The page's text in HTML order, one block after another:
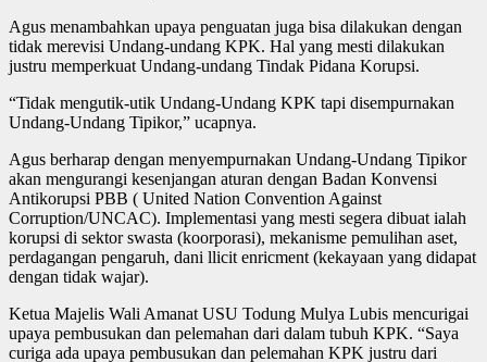
Agus menambahkan upaya penguatan juga bisa dilakukan dengan
tidak merevisi Undang-undang KPK. Hal yang mesti dilakukan
justru memperkuat Undang-undang Tindak Pidana Korupsi.
“Tidak mengutik-utik Undang-Undang KPK tapi disempurnakan
Undang-Undang Tipikor,” ucapnya.
Agus berharap dengan menyempurnakan Undang-Undang Tipikor
akan mengurangi kesenjangan aturan dengan Badan Konvensi
Antikorupsi PBB ( United Nation Convention Against
Corruption/UNCAC). Implementasi yang mesti segera dibuat ialah
korupsi di sektor swasta (koorporasi), mekanisme pemulihan aset,
perdagangan pengaruh, dani llicit enricment (kekayaan yang didapat
dengan tidak wajar).
Ketua Majelis Wali Amanat USU Todung Mulya Lubis mencurigai
upaya pembusukan dan pelemahan dari dalam tubuh KPK. “Saya
curiga ada upaya pembusukan dan pelemahan KPK justru dari